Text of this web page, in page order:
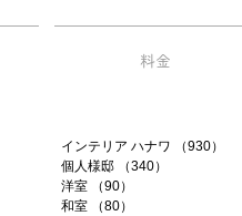
料金
インテリア ハナワ （930）
個人様邸
（340）
洋室
（90）
和室
（80）